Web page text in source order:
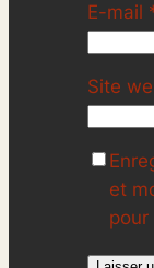
E-mail
Site
et
pour